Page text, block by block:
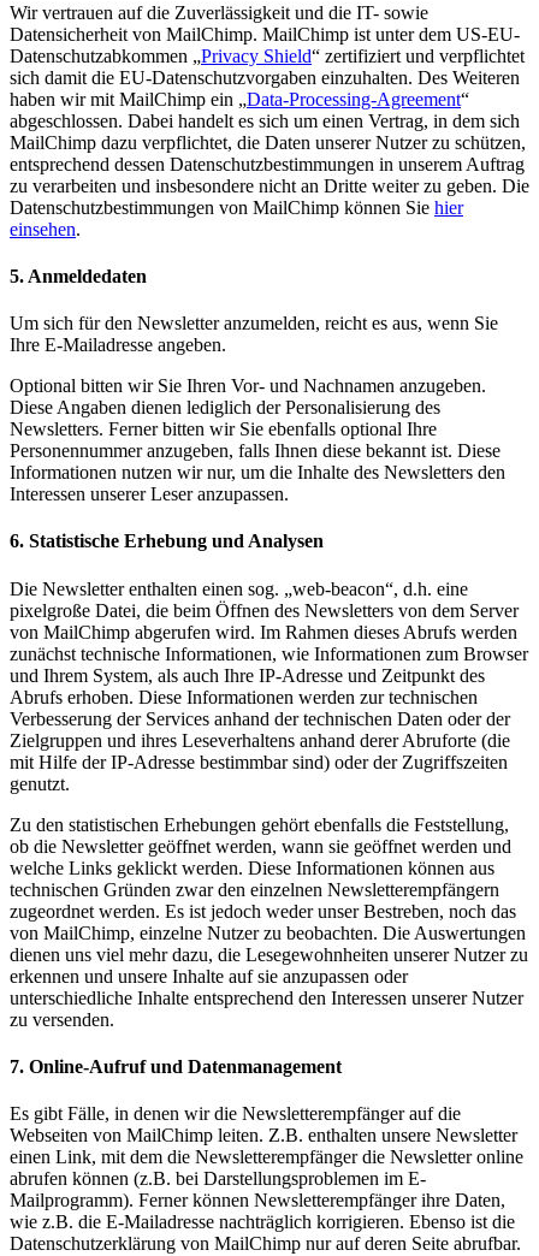
Wir vertrauen auf die Zuverlässigkeit und die IT- sowie
Datensicherheit von MailChimp. MailChimp ist unter dem US-EU-
Datenschutzabkommen „Privacy Shield“ zertifiziert und verpflichtet
sich damit die EU-Datenschutzvorgaben einzuhalten. Des Weiteren
haben wir mit MailChimp ein „Data-Processing-Agreement“
abgeschlossen. Dabei handelt es sich um einen Vertrag, in dem sich
MailChimp dazu verpflichtet, die Daten unserer Nutzer zu schützen,
entsprechend dessen Datenschutzbestimmungen in unserem Auftrag
zu verarbeiten und insbesondere nicht an Dritte weiter zu geben. Die
Datenschutzbestimmungen von MailChimp können Sie hier
einsehen.
5. Anmeldedaten
Um sich für den Newsletter anzumelden, reicht es aus, wenn Sie
Ihre E-Mailadresse angeben.
Optional bitten wir Sie Ihren Vor- und Nachnamen anzugeben.
Diese Angaben dienen lediglich der Personalisierung des
Newsletters. Ferner bitten wir Sie ebenfalls optional Ihre
Personennummer anzugeben, falls Ihnen diese bekannt ist. Diese
Informationen nutzen wir nur, um die Inhalte des Newsletters den
Interessen unserer Leser anzupassen.
6. Statistische Erhebung und Analysen
Die Newsletter enthalten einen sog. „web-beacon“, d.h. eine
pixelgroße Datei, die beim Öffnen des Newsletters von dem Server
von MailChimp abgerufen wird. Im Rahmen dieses Abrufs werden
zunächst technische Informationen, wie Informationen zum Browser
und Ihrem System, als auch Ihre IP-Adresse und Zeitpunkt des
Abrufs erhoben. Diese Informationen werden zur technischen
Verbesserung der Services anhand der technischen Daten oder der
Zielgruppen und ihres Leseverhaltens anhand derer Abruforte (die
mit Hilfe der IP-Adresse bestimmbar sind) oder der Zugriffszeiten
genutzt.
Zu den statistischen Erhebungen gehört ebenfalls die Feststellung,
ob die Newsletter geöffnet werden, wann sie geöffnet werden und
welche Links geklickt werden. Diese Informationen können aus
technischen Gründen zwar den einzelnen Newsletterempfängern
zugeordnet werden. Es ist jedoch weder unser Bestreben, noch das
von MailChimp, einzelne Nutzer zu beobachten. Die Auswertungen
dienen uns viel mehr dazu, die Lesegewohnheiten unserer Nutzer zu
erkennen und unsere Inhalte auf sie anzupassen oder
unterschiedliche Inhalte entsprechend den Interessen unserer Nutzer
zu versenden.
7. Online-Aufruf und Datenmanagement
Es gibt Fälle, in denen wir die Newsletterempfänger auf die
Webseiten von MailChimp leiten. Z.B. enthalten unsere Newsletter
einen Link, mit dem die Newsletterempfänger die Newsletter online
abrufen können (z.B. bei Darstellungsproblemen im E-
Mailprogramm). Ferner können Newsletterempfänger ihre Daten,
wie z.B. die E-Mailadresse nachträglich korrigieren. Ebenso ist die
Datenschutzerklärung von MailChimp nur auf deren Seite abrufbar.